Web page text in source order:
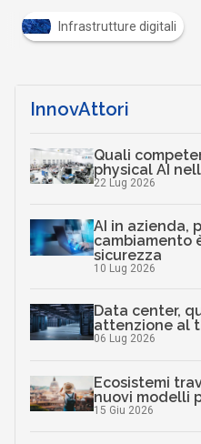
Infrastrutture digitali
InnovAttori
Quali
physical AI
22 Lug 2026
AI in azienda,
cambiamento
sicurezza
10 Lug 2026
Data center,
attenzione al
06 Lug 2026
Ecosistemi
nuovi modelli
15 Giu 2026